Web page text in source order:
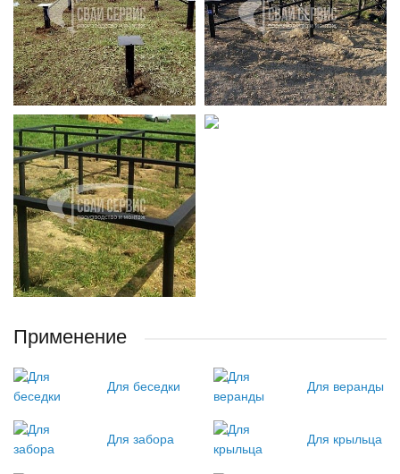
Применение
Для беседки Для веранды
Для забора Для крыльца